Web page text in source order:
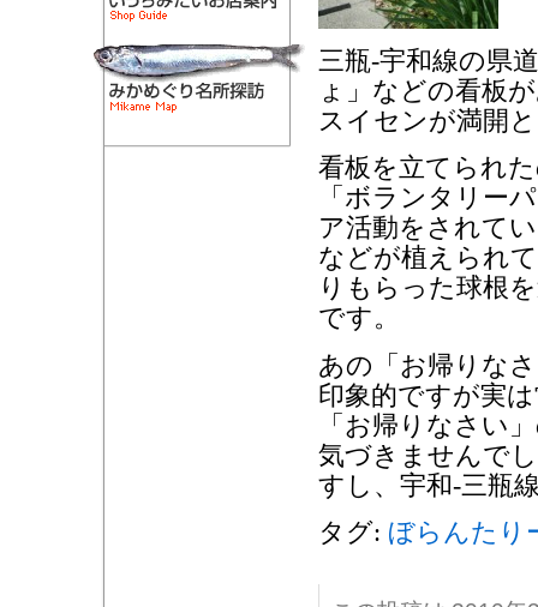
三瓶-宇和線の県
ょ」などの看板
スイセンが満開
看板を立てられ
「ボランタリー
ア活動をされて
などが植えられ
りもらった球根
です。
あの「お帰りな
印象的ですが実
「お帰りなさい
気づきませんで
すし、宇和-三瓶
タグ: ぼらんたり